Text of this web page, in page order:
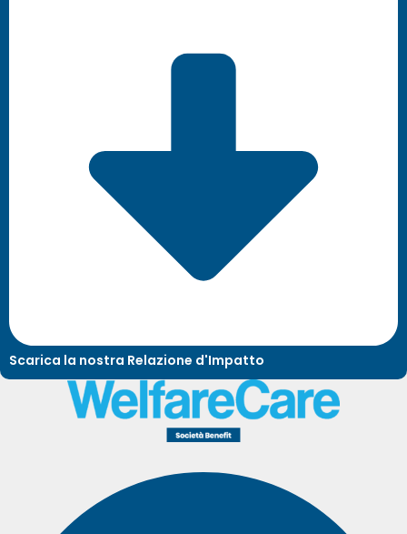
Scarica la nostra Relazione d'Impatto